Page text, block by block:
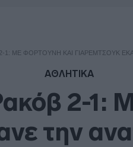
1: ΜΕ ΦΟΡΤΟΎΝΗ ΚΑΙ ΓΙΆΡΕΜΤΣΟΥΚ
ΑΘΛΗΤΙΚΑ
2-1:
την